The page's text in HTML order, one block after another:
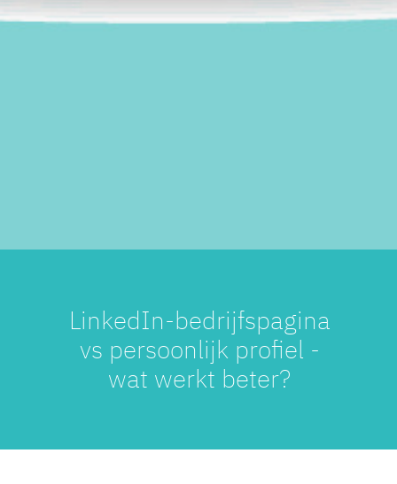
LinkedIn-bedrijfspagina
vs persoonlijk profiel -
wat werkt beter?